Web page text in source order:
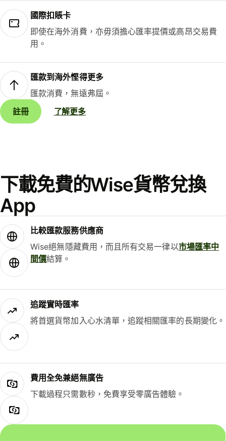
國際扣賬卡
即使在海外消費，亦毋須擔心匯率提價或高昂交易費
用。
匯款到海外慳得更多
匯款消費，無遠弗屆。
註冊
了解更多
下載免費的Wise貨幣兌換
App
比較匯款服務供應商
Wise絕無隱藏費用，而且所有交易一律以市場匯率中
間價結算。
追蹤實時匯率
將首選貨幣加入心水清單，追蹤相關匯率的長期變化。
費用全免兼絕無廣告
下載過程只需數秒，免費享受零廣告體驗。